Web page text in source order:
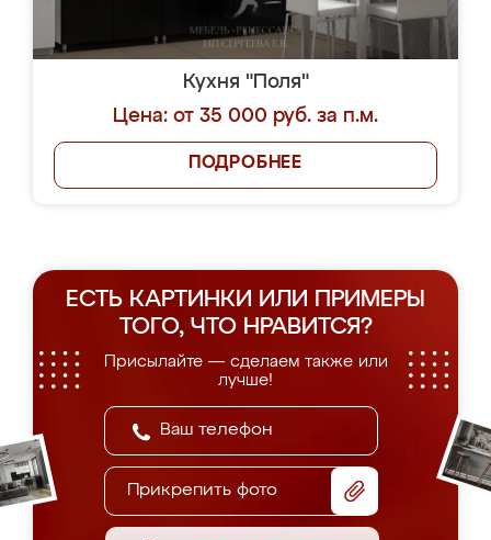
Кухня "Поля"
Цена: от 35 000 руб. за п.м.
ПОДРОБНЕЕ
ЕСТЬ КАРТИНКИ ИЛИ ПРИМЕРЫ
ТОГО, ЧТО НРАВИТСЯ?
Присылайте — сделаем также или
лучше!
Прикрепить фото